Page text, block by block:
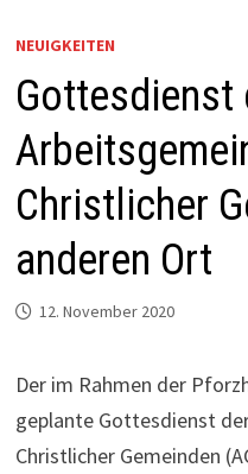
NEUIGKEITEN
Gottesdienst
Christlicher
anderen Ort
12. November 2020
Der im Rahmen der
geplante Gottesdienst
Christlicher Gemeinden